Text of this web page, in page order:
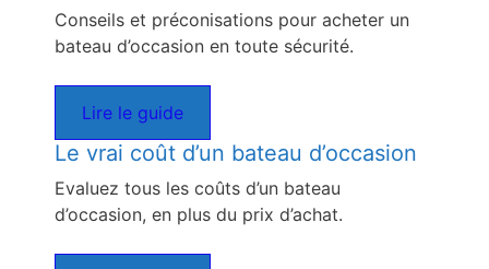
Conseils et préconisations pour acheter un
bateau d’occasion en toute sécurité.
Lire le guide
Le vrai coût d’un bateau d’occasion
Evaluez tous les coûts d’un bateau
d’occasion, en plus du prix d’achat.